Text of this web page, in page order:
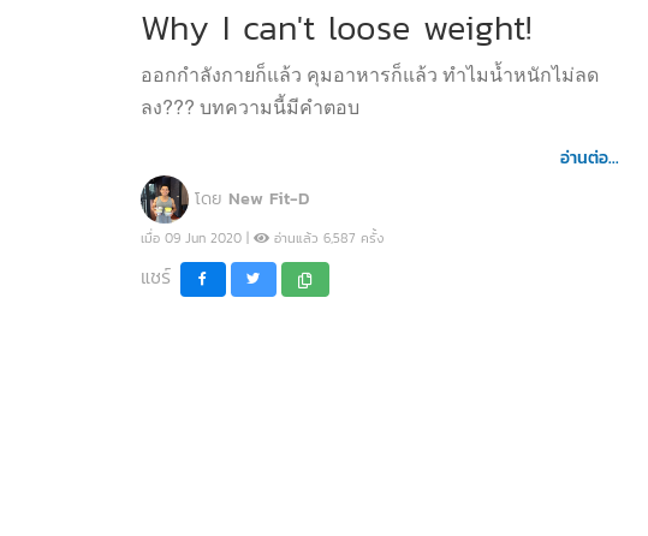
Why I can't loose weight!
ออกกำลังกายก็แล้ว คุมอาหารก็แล้ว ทำไมน้ำหนักไม่ลด
ลง??? บทความนี้มีคำตอบ
อ่านต่อ...
โดย New Fit-D
เมื่อ 09 Jun 2020 | อ่านแล้ว 6,587 ครั้ง
แชร์